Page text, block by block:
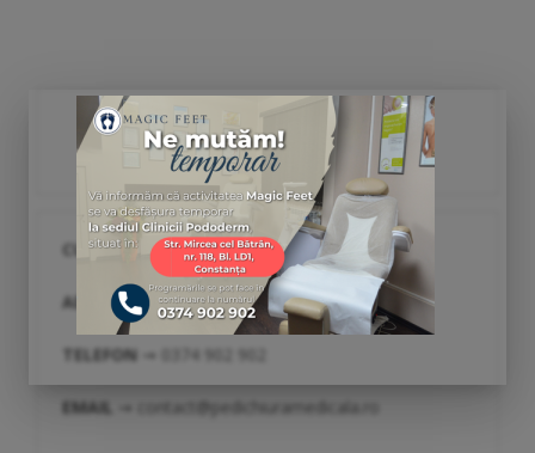
SC PODOGYN EXPERT SRL
CUI⇝ 49395140
ADRESĂ⇝ Str. Ion Lahovari, Nr. 63, Constanța
TELEFON ⇝ 0374 902 902
EMAIL ⇝ contact@pedichiuramedicala.ro